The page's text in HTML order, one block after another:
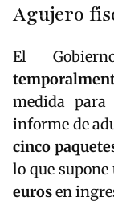
Agujero
El
medida
informe de
cinco
lo que
eurosen